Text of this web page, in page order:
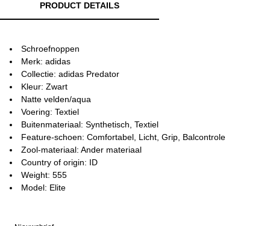
PRODUCT DETAILS
Schroefnoppen
Merk: adidas
Collectie: adidas Predator
Kleur: Zwart
Natte velden/aqua
Voering: Textiel
Buitenmateriaal: Synthetisch, Textiel
Feature-schoen: Comfortabel, Licht, Grip, Balcontrole
Zool-materiaal: Ander materiaal
Country of origin: ID
Weight: 555
Model: Elite